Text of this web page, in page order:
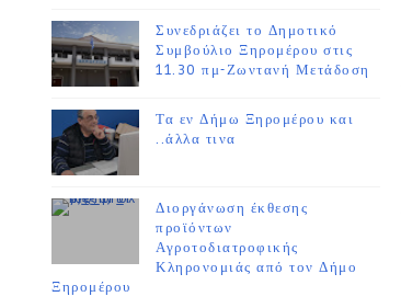
Συνεδριάζει το Δημοτικό
Συμβούλιο Ξηρομέρου στις
11.30 πμ-Ζωντανή Μετάδοση
Τα εν Δήμω Ξηρομέρου και
..άλλα τινα
Διοργάνωση έκθεσης
προϊόντων
Αγροτοδιατροφικής
Κληρονομιάς από τον Δήμο
Ξηρομέρου